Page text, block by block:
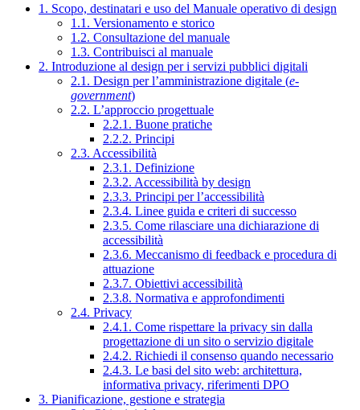
1. Scopo, destinatari e uso del Manuale operativo di design
1.1. Versionamento e storico
1.2. Consultazione del manuale
1.3. Contribuisci al manuale
2. Introduzione al design per i servizi pubblici digitali
2.1. Design per l’amministrazione digitale (e-
government)
2.2. L’approccio progettuale
2.2.1. Buone pratiche
2.2.2. Principi
2.3. Accessibilità
2.3.1. Definizione
2.3.2. Accessibilità by design
2.3.3. Principi per l’accessibilità
2.3.4. Linee guida e criteri di successo
2.3.5. Come rilasciare una dichiarazione di
accessibilità
2.3.6. Meccanismo di feedback e procedura di
attuazione
2.3.7. Obiettivi accessibilità
2.3.8. Normativa e approfondimenti
2.4. Privacy
2.4.1. Come rispettare la privacy sin dalla
progettazione di un sito o servizio digitale
2.4.2. Richiedi il consenso quando necessario
2.4.3. Le basi del sito web: architettura,
informativa privacy, riferimenti DPO
3. Pianificazione, gestione e strategia